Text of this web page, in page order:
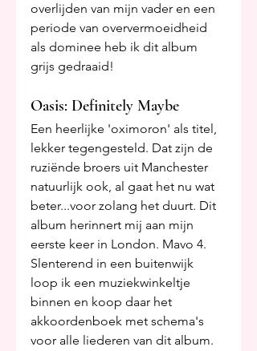
overlijden van mijn vader en een
periode van oververmoeidheid
als dominee heb ik dit album
grijs gedraaid!
Oasis: Definitely Maybe
Een heerlijke 'oximoron' als titel,
lekker tegengesteld. Dat zijn de
ruziënde broers uit Manchester
natuurlijk ook, al gaat het nu wat
beter...voor zolang het duurt. Dit
album herinnert mij aan mijn
eerste keer in London. Mavo 4.
Slenterend in een buitenwijk
loop ik een muziekwinkeltje
binnen en koop daar het
akkoordenboek met schema's
voor alle liederen van dit album.